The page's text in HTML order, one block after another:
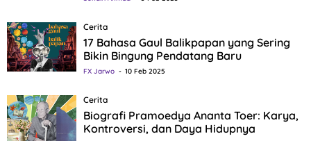
Cerita
17 Bahasa Gaul Balikpapan yang Sering
Bikin Bingung Pendatang Baru
FX Jarwo 10 Feb 2025
Cerita
Biografi Pramoedya Ananta Toer: Karya,
Kontroversi, dan Daya Hidupnya